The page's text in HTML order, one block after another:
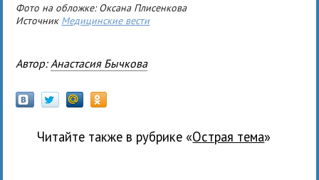
Фото на обложке: Оксана Плисенкова
Источник Медицинские вести
Автор: Анастасия Бычкова
Читайте также в рубрике « Острая тема»